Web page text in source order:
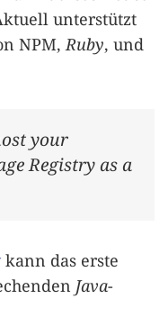
unterstützt
NPM,Ruby, und
your
Registry as a
kann das erste
Java-